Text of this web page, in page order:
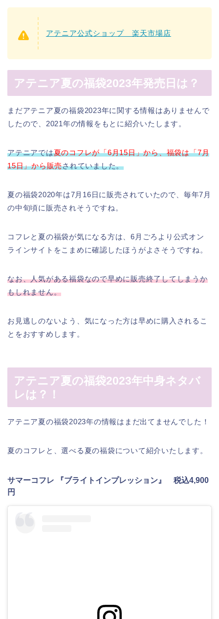
アテニア公式ショップ 楽天市場店
アテニア夏の福袋2023年発売日は？
まだアテニア夏の福袋2023年に関する情報はありませんで
したので、2021年の情報をもとに紹介いたします。
アテニアでは夏のコフレが「6月15日」から、福袋は「7月
15日」から販売されていました。
夏の福袋2020年は7月16日に販売されていたので、毎年7月
の中旬頃に販売されそうですね。
コフレと夏の福袋が気になる方は、6月ごろより公式オン
ラインサイトをこまめに確認したほうがよさそうですね。
なお、人気がある福袋なので早めに販売終了してしまうか
もしれません。
お見逃しのないよう、気になった方は早めに購入されるこ
とをおすすめします。
アテニア夏の福袋2023年中身ネタバ
レは？！
アテニア夏の福袋2023年の情報はまだ出てませんでした！
夏のコフレと、選べる夏の福袋について紹介いたします。
サマーコフレ 『ブライトインプレッション』 税込4,900
円